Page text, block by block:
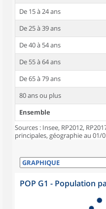
De 15 à 24 ans
De 25 à 39 ans
De 40 à 54 ans
De 55 à 64 ans
De 65 à 79 ans
80 ans ou plus
Ensemble
Sources : Insee, RP2012,
principales, géographie au 01/
POP G1 - Population